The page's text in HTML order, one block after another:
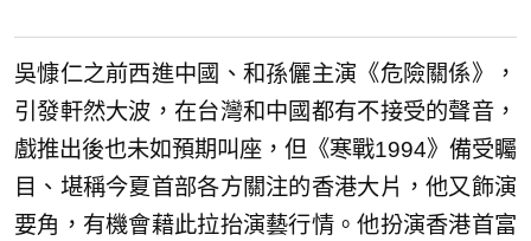
吳慷仁之前西進中國、和孫儷主演《危險關係》，
引發軒然大波，在台灣和中國都有不接受的聲音，
戲推出後也未如預期叫座，但《寒戰1994》備受矚
目、堪稱今夏首部各方關注的香港大片，他又飾演
要角，有機會藉此拉抬演藝行情。他扮演香港首富